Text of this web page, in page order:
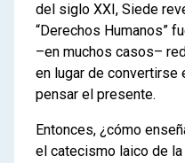
del siglo XXI, Siede
“Derechos Humanos”
–en muchos casos–
en lugar de convertirse
pensar el presente.
Entonces, ¿cómo
el catecismo laico de